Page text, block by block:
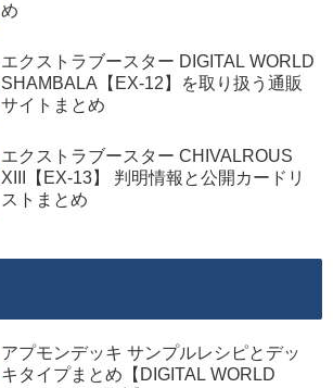
め
エクストラブースター DIGITAL WORLD
SHAMBALA【EX-12】を取り扱う通販
サイトまとめ
エクストラブースター CHIVALROUS
XIII【EX-13】 判明情報と公開カードリ
ストまとめ
アプモンデッキ サンプルレシピとデッ
キタイプまとめ【DIGITAL WORLD